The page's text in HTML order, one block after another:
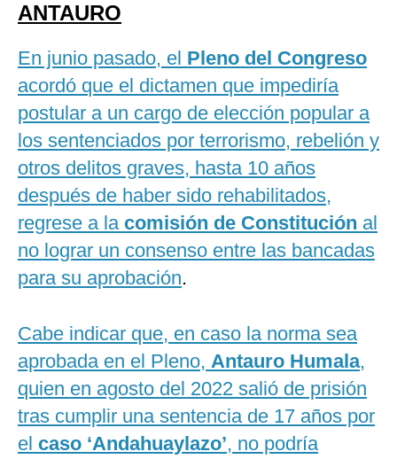
ANTAURO
En junio pasado, el Pleno del Congreso
acordó que el dictamen que impediría
postular a un cargo de elección popular a
los sentenciados por terrorismo, rebelión y
otros delitos graves, hasta 10 años
después de haber sido rehabilitados,
regrese a la comisión de Constitución al
no lograr un consenso entre las bancadas
para su aprobación.
Cabe indicar que, en caso la norma sea
aprobada en el Pleno, Antauro Humala,
quien en agosto del 2022 salió de prisión
tras cumplir una sentencia de 17 años por
el caso ‘Andahuaylazo’, no podría